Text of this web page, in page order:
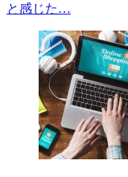
と感じた…